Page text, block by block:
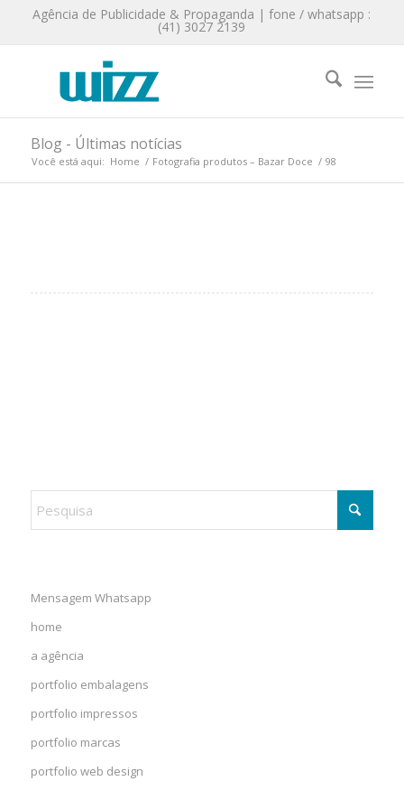
Agência de Publicidade & Propaganda | fone / whatsapp :
(41) 3027 2139
Blog - Últimas notícias
Você está aqui: Home / Fotografia produtos – Bazar Doce / 98
Mensagem Whatsapp
home
a agência
portfolio embalagens
portfolio impressos
portfolio marcas
portfolio web design